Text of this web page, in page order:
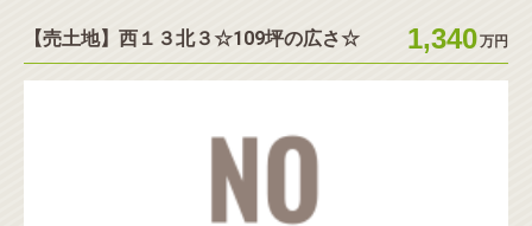
【売土地】西１３北３☆109坪の広さ☆ 1,340万円